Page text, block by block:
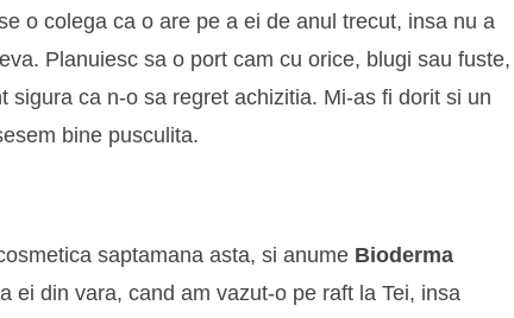
o colega ca o are pe a ei de anul trecut, insa nu a
Planuiesc sa o port cam cu orice, blugi sau fuste,
sigura ca n-o sa regret achizitia. Mi-as fi dorit si un
bine pusculita.
saptamana asta, si anume Bioderma
ei din vara, cand am vazut-o pe raft la Tei, insa